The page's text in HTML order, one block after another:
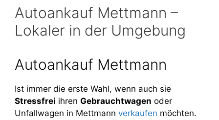
Autoankauf Mettmann –
Lokaler in der Umgebung
Autoankauf Mettmann
Ist immer die erste Wahl, wenn auch sie
Stressfrei ihren Gebrauchtwagen oder
Unfallwagen in Mettmann verkaufen möchten.